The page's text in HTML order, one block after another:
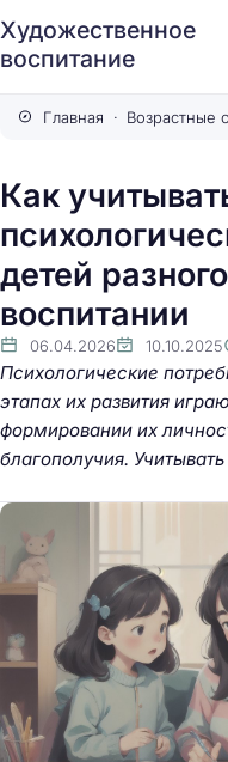
Художественное
воспитание
Главная Возрастные
Как
детей
воспитании
06.04.2026 10.10.2025
Психологические
этапах их развития
формировании их
благополучия.